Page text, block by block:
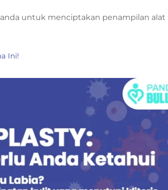
untuk menciptakan penampilan alat
Ini!